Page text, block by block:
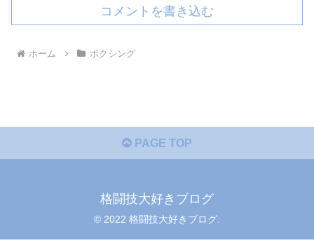
コメントを書き込む
ホーム ボクシング
PAGE TOP
格闘技大好きブログ
© 2022 格闘技大好きブログ.